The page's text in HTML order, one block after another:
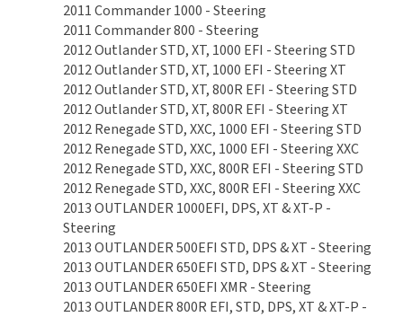
2011 Commander 1000 - Steering
2011 Commander 800 - Steering
2012 Outlander STD, XT, 1000 EFI - Steering STD
2012 Outlander STD, XT, 1000 EFI - Steering XT
2012 Outlander STD, XT, 800R EFI - Steering STD
2012 Outlander STD, XT, 800R EFI - Steering XT
2012 Renegade STD, XXC, 1000 EFI - Steering STD
2012 Renegade STD, XXC, 1000 EFI - Steering XXC
2012 Renegade STD, XXC, 800R EFI - Steering STD
2012 Renegade STD, XXC, 800R EFI - Steering XXC
2013 OUTLANDER 1000EFI, DPS, XT & XT-P -
Steering
2013 OUTLANDER 500EFI STD, DPS & XT - Steering
2013 OUTLANDER 650EFI STD, DPS & XT - Steering
2013 OUTLANDER 650EFI XMR - Steering
2013 OUTLANDER 800R EFI, STD, DPS, XT & XT-P -